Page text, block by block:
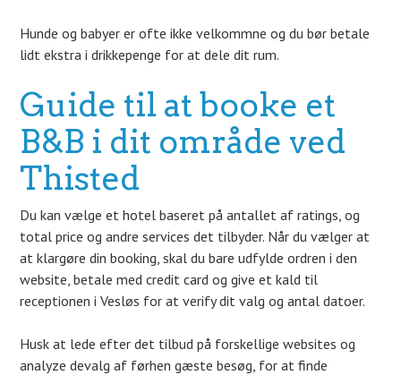
Hunde og babyer er ofte ikke velkommne og du bør betale
lidt ekstra i drikkepenge for at dele dit rum.
Guide til at booke et
B&B i dit område ved
Thisted
Du kan vælge et hotel baseret på antallet af ratings, og
total price og andre services det tilbyder. Når du vælger at
at klargøre din booking, skal du bare udfylde ordren i den
website, betale med credit card og give et kald til
receptionen i Vesløs for at verify dit valg og antal datoer.
Husk at lede efter det tilbud på forskellige websites og
analyze devalg af førhen gæste besøg, for at finde